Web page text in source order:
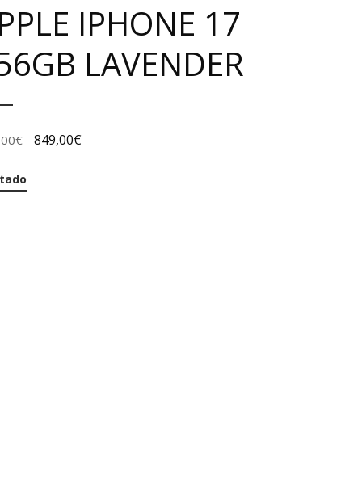
IPHONE 17
LAVENDER
€ 849,00€